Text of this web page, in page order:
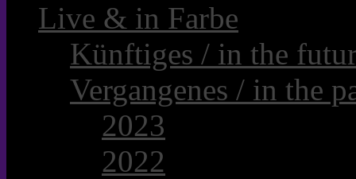
Live & in Farbe
Künftiges / in the
Vergangenes / in the
2023
2022